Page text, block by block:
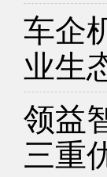
车企
业生
领益
三重